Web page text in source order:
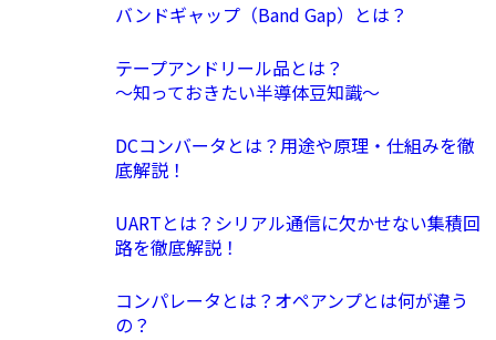
バンドギャップ（Band Gap）とは？
テープアンドリール品とは？
〜知っておきたい半導体豆知識〜
DCコンバータとは？用途や原理・仕組みを徹
底解説！
UARTとは？シリアル通信に欠かせない集積回
路を徹底解説！
コンパレータとは？オペアンプとは何が違う
の？